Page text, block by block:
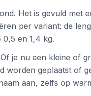
Het is gevuld met
per variant: de
0,5 en 1,4 kg.
je nu een kleine of
worden geplaatst of
aan, zelfs op